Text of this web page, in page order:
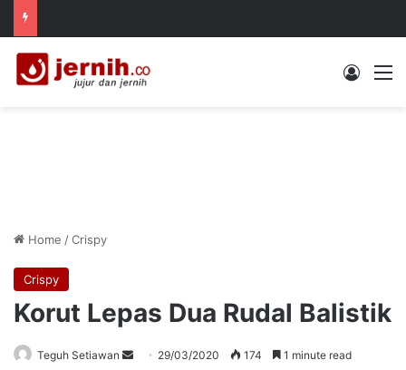
Log In
Home /Crispy
Crispy
Korut Lepas Dua Rudal Balistik
Teguh Setiawan
Send 29/03/2020 174 1 minute read